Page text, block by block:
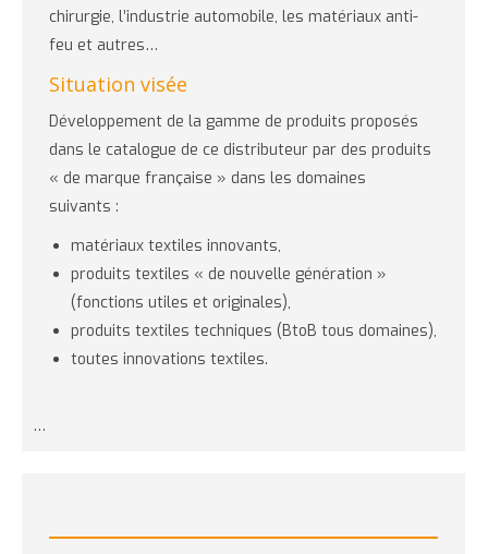
chirurgie, l’industrie automobile, les matériaux anti-
feu et autres…
Situation visée
Développement de la gamme de produits proposés
dans le catalogue de ce distributeur par des produits
« de marque française » dans les domaines
suivants :
matériaux textiles innovants,
produits textiles « de nouvelle génération »
(fonctions utiles et originales),
produits textiles techniques (BtoB tous domaines),
toutes innovations textiles.
…